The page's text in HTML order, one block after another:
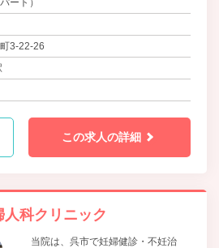
3-22-26
この求人の詳細
人科クリニック
当院は、呉市で妊婦健診・不妊治